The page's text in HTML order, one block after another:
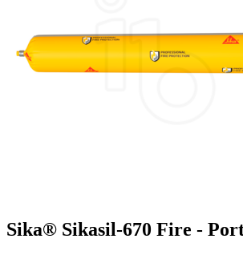
Sika® Sikasil-670 Fire -